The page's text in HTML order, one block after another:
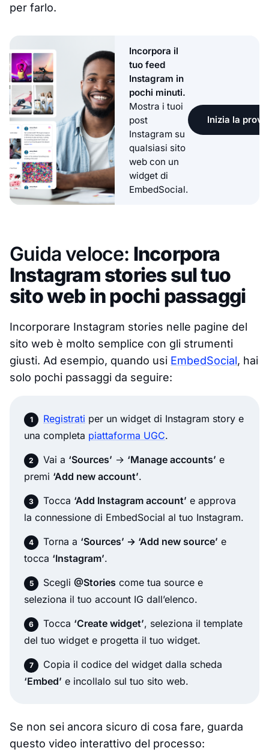
per farlo.
Incorpora il
tuo feed
Instagram in
pochi minuti.
Mostra i tuoi
post
Instagram su
qualsiasi sito
web con un
widget di
EmbedSocial.
Inizia la
Guida veloce: Incorpora
Instagram stories sul tuo
sito web in pochi passaggi
Incorporare Instagram stories nelle pagine del
sito web è molto semplice con gli strumenti
giusti. Ad esempio, quando usi EmbedSocial, hai
solo pochi passaggi da seguire:
Registrati per un widget di Instagram story e
una completa piattaforma UGC.
Vai a ‘Sources’ → ‘Manage accounts’ e
premi ‘Add new account’.
Tocca ‘Add Instagram account’ e approva
la connessione di EmbedSocial al tuo Instagram.
Torna a ‘Sources’ → ‘Add new source’ e
tocca ‘Instagram’.
Scegli @Stories come tua source e
seleziona il tuo account IG dall’elenco.
Tocca ‘Create widget’, seleziona il template
del tuo widget e progetta il tuo widget.
Copia il codice del widget dalla scheda
‘Embed’ e incollalo sul tuo sito web.
Se non sei ancora sicuro di cosa fare, guarda
questo video interattivo del processo: